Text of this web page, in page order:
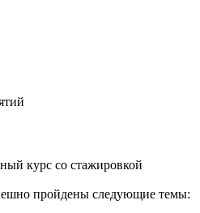
курс со стажировкой
пройдены следующие темы: